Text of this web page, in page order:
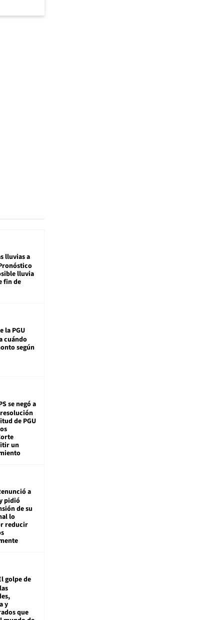
lluvias a
lluvia
fin de
la PGU
cuándo
según
se negó a
de PGU
un
a
pidió
de su
lo
reducir
golpe de
y
que